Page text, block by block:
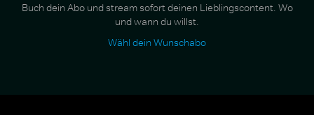
Buch dein Abo und stream sofort deinen Lieblingscontent. Wo
und wann du willst.
Wähl dein Wunschabo